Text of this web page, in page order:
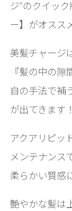
ジ”のクイッ
ー】がオスス
美髪チャージ
『髪の中の
自の手法で補
が出てきます！
アクアリピッ
メンテナンス
柔らかい質感
艶やかな髪は